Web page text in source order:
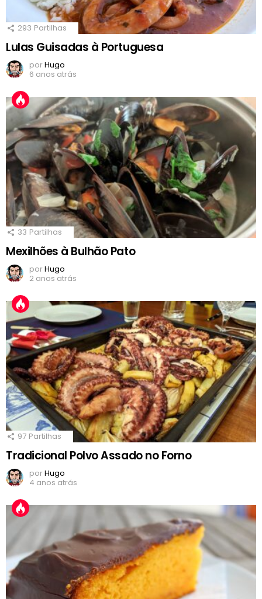
293 Partilhas
Lulas Guisadas à Portuguesa
porHugo
6 anos atrás
33 Partilhas
Mexilhões à Bulhão Pato
porHugo
2 anos atrás
97 Partilhas
Tradicional Polvo Assado no Forno
porHugo
4 anos atrás